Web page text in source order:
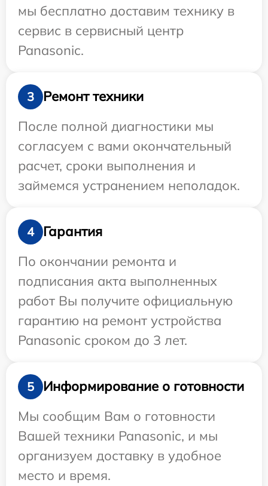
мы бесплатно доставим технику в
сервис в сервисный центр
Panasonic.
3
Ремонт техники
После полной диагностики мы
согласуем с вами окончательный
расчет, сроки выполнения и
займемся устранением неполадок.
4
Гарантия
По окончании ремонта и
подписания акта выполненных
работ Вы получите официальную
гарантию на ремонт устройства
Panasonic сроком до 3 лет.
5
Информирование о готовности
Мы сообщим Вам о готовности
Вашей техники Panasonic, и мы
организуем доставку в удобное
место и время.